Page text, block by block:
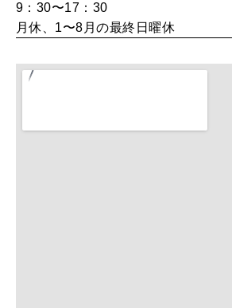
SUSTAINABLE
自分を耕す
9：30〜17：30
月休、1〜8月の最終日曜休